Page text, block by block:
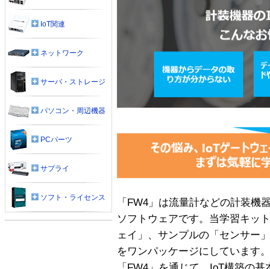
「FW4」は流量計などの計装機
ソフトウェアです。当学習キッ
ェイ」、サンプルの「センサー
をワンパッケージにしています。
IoT関連
ネットワーク
サーバ・ストレージ
パソコン・周辺機器
PCパーツ
サプライ
ソフト・ライセンス